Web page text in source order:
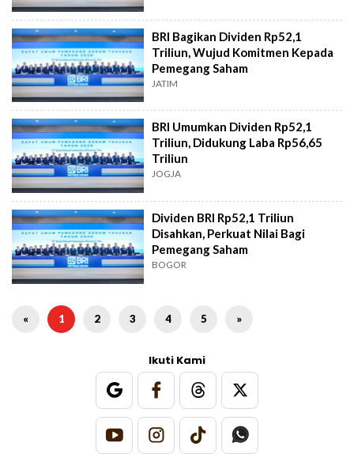
BRI Bagikan Dividen Rp52,1
Triliun, Wujud Komitmen Kepada
Pemegang Saham
JATIM
BRI Umumkan Dividen Rp52,1
Triliun, Didukung Laba Rp56,65
Triliun
JOGJA
Dividen BRI Rp52,1 Triliun
Disahkan, Perkuat Nilai Bagi
Pemegang Saham
BOGOR
« 1 2 3 4 5 »
Ikuti Kami